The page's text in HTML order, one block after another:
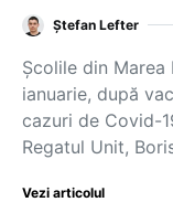
Ștefan Lefter
Școlile din
ianuarie, după
cazuri de Covid-
Regatul Unit,
Vezi articolul